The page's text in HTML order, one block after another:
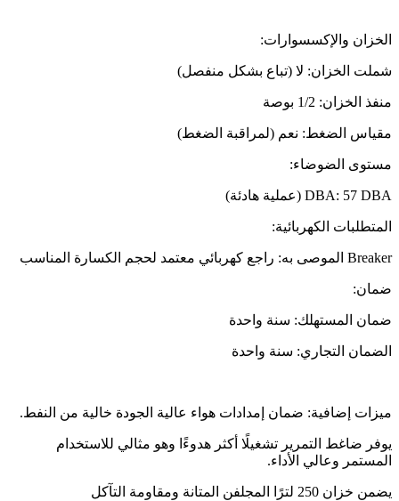
الخزان والإكسسوارات:
شملت الخزان: لا (تباع بشكل منفصل)
منفذ الخزان: 1/2 بوصة
مقياس الضغط: نعم (لمراقبة الضغط)
مستوى الضوضاء:
DBA: 57 DBA (عملية هادئة)
المتطلبات الكهربائية:
Breaker الموصى به: راجع كهربائي معتمد لحجم الكسارة المناسب
ضمان:
ضمان المستهلك: سنة واحدة
الضمان التجاري: سنة واحدة
ميزات إضافية: ضمان إمدادات هواء عالية الجودة خالية من النفط.
يوفر ضاغط التمرير تشغيلًا أكثر هدوءًا وهو مثالي للاستخدام
المستمر وعالي الأداء.
يضمن خزان 250 لترًا المجلفن المتانة ومقاومة التآكل